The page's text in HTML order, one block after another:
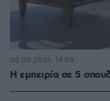
Η εμπειρία σε 5
08.08.2026, 14:09